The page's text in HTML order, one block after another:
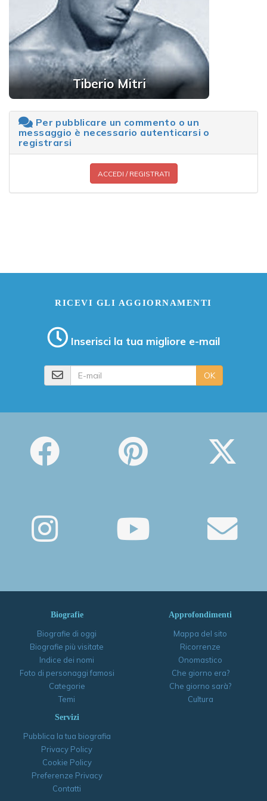
Tiberio Mitri
Per pubblicare un commento o un
messaggio è necessario autenticarsi o
registrarsi
ACCEDI / REGISTRATI
RICEVI GLI AGGIORNAMENTI
Inserisci la tua migliore e-mail
OK
Biografie
Biografie di oggi
Biografie più visitate
Indice dei nomi
Foto di personaggi famosi
Categorie
Temi
Approfondimenti
Mappa del sito
Ricorrenze
Onomastico
Che giorno era?
Che giorno sarà?
Cultura
Servizi
Pubblica la tua biografia
Privacy Policy
Cookie Policy
Preferenze Privacy
Contatti